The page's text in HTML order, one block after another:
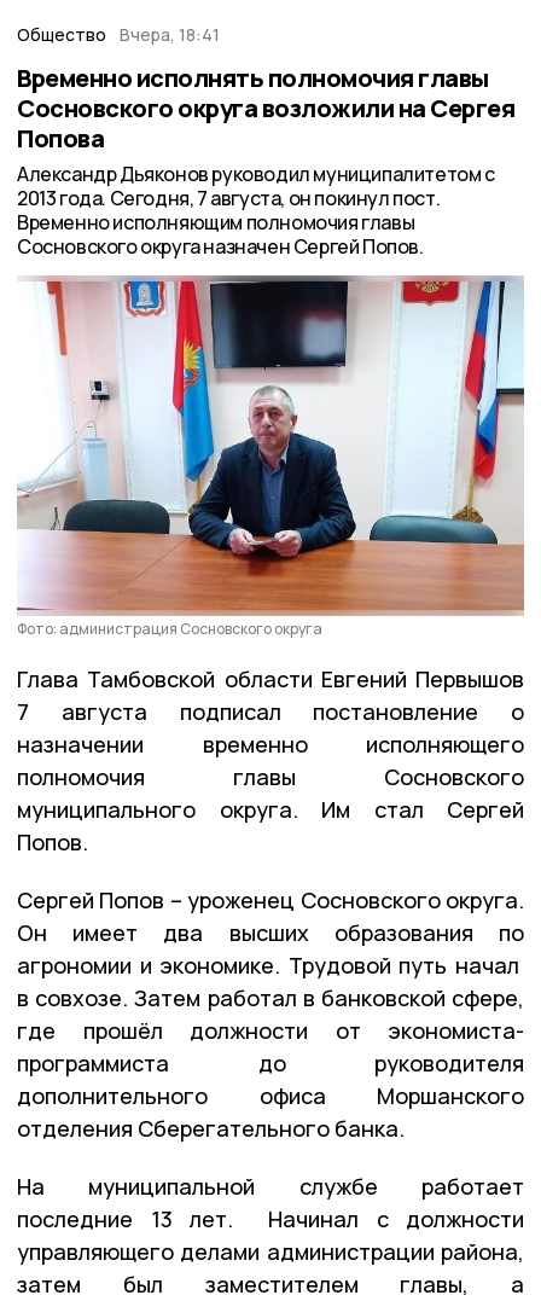
Общество Вчера, 18:41
Временно исполнять полномочия главы
Сосновского округа возложили на Сергея
Попова
Александр Дьяконов руководил муниципалитетом с
2013 года. Сегодня, 7 августа, он покинул пост.
Временно исполняющим полномочия главы
Сосновского округа назначен Сергей Попов.
Фото: администрация Сосновского округа
Глава Тамбовской области Евгений Первышов
7 августа подписал постановление о
назначении временно исполняющего
полномочия главы Сосновского
муниципального округа. Им стал Сергей
Попов.
Сергей Попов – уроженец Сосновского округа.
Он имеет два высших образования по
агрономии и экономике. Трудовой путь начал
в совхозе. Затем работал в банковской сфере,
где прошёл должности от экономиста-
программиста до руководителя
дополнительного офиса Моршанского
отделения Сберегательного банка.
На муниципальной службе работает
последние 13 лет. Начинал с должности
управляющего делами администрации района,
затем был заместителем главы, а